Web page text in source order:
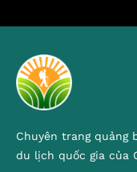
Chuyên trang quảng
du lịch quốc gia của